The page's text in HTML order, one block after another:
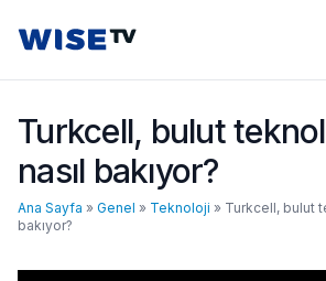
Wise TV
Turkcell, bulut
nasıl bakıyor?
Ana Sayfa » Genel » Teknoloji » Turkcell, bulut
bakıyor?